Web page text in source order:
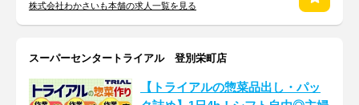
株式会社わかさいも本舗の求人一覧を見る
スーパーセンタートライアル 登別栄町店
【トライアルの惣菜品出し・パッ